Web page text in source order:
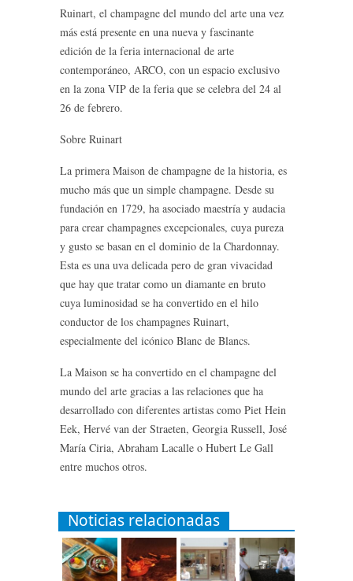
Ruinart, el champagne del mundo del arte una vez
más está presente en una nueva y fascinante
edición de la feria internacional de arte
contemporáneo, ARCO, con un espacio exclusivo
en la zona VIP de la feria que se celebra del 24 al
26 de febrero.
Sobre Ruinart
La primera Maison de champagne de la historia, es
mucho más que un simple champagne. Desde su
fundación en 1729, ha asociado maestría y audacia
para crear champagnes excepcionales, cuya pureza
y gusto se basan en el dominio de la Chardonnay.
Esta es una uva delicada pero de gran vivacidad
que hay que tratar como un diamante en bruto
cuya luminosidad se ha convertido en el hilo
conductor de los champagnes Ruinart,
especialmente del icónico Blanc de Blancs.
La Maison se ha convertido en el champagne del
mundo del arte gracias a las relaciones que ha
desarrollado con diferentes artistas como Piet Hein
Eek, Hervé van der Straeten, Georgia Russell, José
María Ciria, Abraham Lacalle o Hubert Le Gall
entre muchos otros.
Noticias relacionadas